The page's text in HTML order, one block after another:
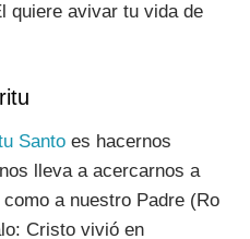
quiere avivar tu vida de
Santo es hacernos
lleva a acercarnos a
a nuestro Padre (Ro
Cristo vivió en